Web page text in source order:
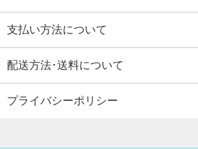
支払い方法について
配送方法･送料について
プライバシーポリシー